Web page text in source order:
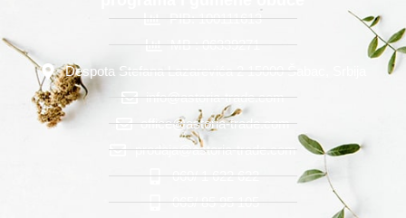
PIB: 100111613
MB : 06339271
Despota Stefana Lazarevića 2 15000 Šabac, Srbija
info@astoria-trade.com
office@astoria-trade.com
prodaja@astoria-trade.com
060/ 1 622 622
065/ 85 95 105